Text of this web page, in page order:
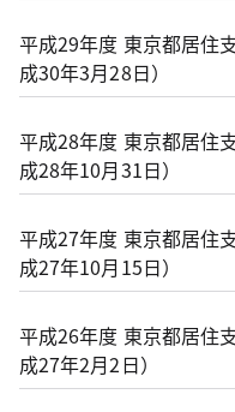
平成29年度 東京都居
成30年3月28日）
平成28年度 東京都居
成28年10月31日）
平成27年度 東京都居
成27年10月15日）
平成26年度 東京都居
成27年2月2日）